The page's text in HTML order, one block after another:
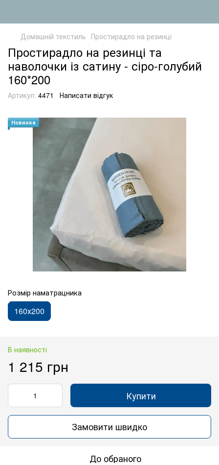
Домашній текстиль Простирадло на резинці
Простирадло на резинці та
наволочки із сатину - сіро-голубий
160*200
Артикул: 4471 Написати відгук
Новинка
Розмір наматрацника
160х200
В наявності
1 215 грн
Купити
Замовити швидко
До обраного